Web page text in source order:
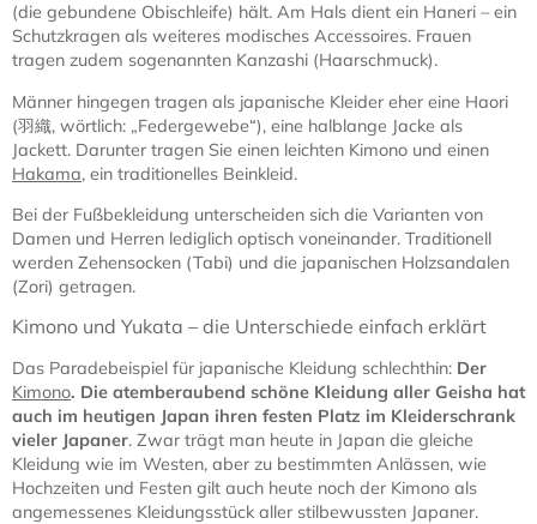
(die gebundene Obischleife) hält. Am Hals dient ein Haneri – ein
Schutzkragen als weiteres modisches Accessoires. Frauen
tragen zudem sogenannten Kanzashi (Haarschmuck).
Männer hingegen tragen als japanische Kleider eher eine Haori
(羽織, wörtlich: „Federgewebe“), eine halblange Jacke als
Jackett. Darunter tragen Sie einen leichten Kimono und einen
Hakama, ein traditionelles Beinkleid.
Bei der Fußbekleidung unterscheiden sich die Varianten von
Damen und Herren lediglich optisch voneinander. Traditionell
werden Zehensocken (Tabi) und die japanischen Holzsandalen
(Zori) getragen.
Kimono und Yukata – die Unterschiede einfach erklärt
Das Paradebeispiel für japanische Kleidung schlechthin: Der
Kimono. Die atemberaubend schöne Kleidung aller Geisha hat
auch im heutigen Japan ihren festen Platz im Kleiderschrank
vieler Japaner. Zwar trägt man heute in Japan die gleiche
Kleidung wie im Westen, aber zu bestimmten Anlässen, wie
Hochzeiten und Festen gilt auch heute noch der Kimono als
angemessenes Kleidungsstück aller stilbewussten Japaner.